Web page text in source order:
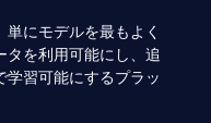
にモデルを最もよく
を利用可能にし、追
習可能にするプラッ